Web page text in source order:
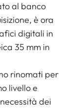
al banco
è ora
digitali in
35 mm in
rinomati per
livello e
dei